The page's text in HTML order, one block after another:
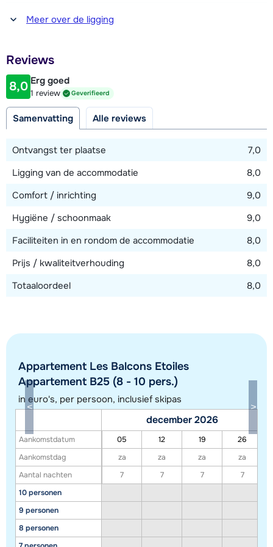
Afstand tot winkel(s)
100 meter
100 meter
Afstand tot piste
20 meter
20 meter
Bekijk kaart
Toon alle accommodaties in dit gebied
Deze kaart geeft een indicatie van de ligging van onze accommodaties. De
exacte locatie kan enigszins afwijken.
Meer over de ligging
Reviews
8,0 Erg goed
1 review Geverifieerd
Samenvatting Alle reviews
Ontvangst ter plaatse
7,0
Ligging van de accommodatie
8,0
Comfort / inrichting
9,0
Hygiëne / schoonmaak
9,0
Faciliteiten in en rondom de accommodatie
8,0
Prijs / kwaliteitverhouding
8,0
Totaaloordeel
8,0
Appartement Les Balcons Etoiles
Appartement B25 (8 - 10 pers.)
in euro's, per persoon, inclusief skipas
Aankomstdatum
Aankomstdag
Aantal nachten
10 personen
9 personen
8 personen
december 2026
05 12 19
26
za
za za
za
7
7 7 7